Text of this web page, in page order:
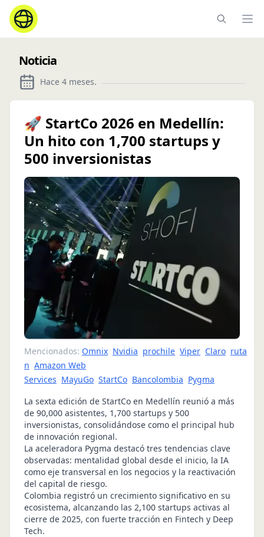
Noticia
Hace 4 meses.
🚀 StartCo 2026 en Medellín:
Un hito con 1,700 startups y
500 inversionistas
Mencionados: Omnix Nvidia prochile Viper Claro ruta
n Amazon Web
Services MayuGo StartCo Bancolombia Pygma
La sexta edición de StartCo en Medellín reunió a más
de 90,000 asistentes, 1,700 startups y 500
inversionistas, consolidándose como el principal hub
de innovación regional.
La aceleradora Pygma destacó tres tendencias clave
observadas: mentalidad global desde el inicio, la IA
como eje transversal en los negocios y la reactivación
del capital de riesgo.
Colombia registró un crecimiento significativo en su
ecosistema, alcanzando las 2,100 startups activas al
cierre de 2025, con fuerte tracción en Fintech y Deep
Tech.